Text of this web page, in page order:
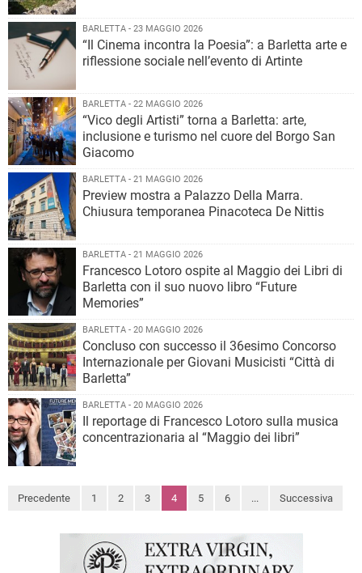
BARLETTA - 23 MAGGIO 2026
“Il Cinema incontra la Poesia”: a Barletta arte e
riflessione sociale nell’evento di Artinte
BARLETTA - 22 MAGGIO 2026
“Vico degli Artisti” torna a Barletta: arte,
inclusione e turismo nel cuore del Borgo San
Giacomo
BARLETTA - 21 MAGGIO 2026
Preview mostra a Palazzo Della Marra.
Chiusura temporanea Pinacoteca De Nittis
BARLETTA - 21 MAGGIO 2026
Francesco Lotoro ospite al Maggio dei Libri di
Barletta con il suo nuovo libro “Future
Memories”
BARLETTA - 20 MAGGIO 2026
Concluso con successo il 36esimo Concorso
Internazionale per Giovani Musicisti “Città di
Barletta”
BARLETTA - 20 MAGGIO 2026
Il reportage di Francesco Lotoro sulla musica
concentrazionaria al “Maggio dei libri”
Precedente 1 2 3 4 5 6 ... Successiva